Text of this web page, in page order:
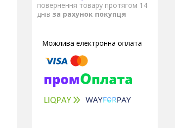
повернення товару протягом 14
днів за рахунок покупця